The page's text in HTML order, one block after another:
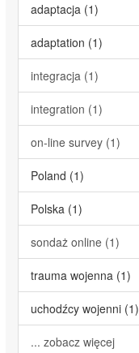
adaptacja (1)
adaptation (1)
integracja (1)
integration (1)
on-line survey (1)
Poland (1)
Polska (1)
sondaż online (1)
trauma wojenna (1)
uchodźcy wojenni (1)
... zobacz więcej